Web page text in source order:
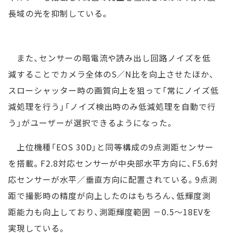
長域の光を抑制している。
また、センサーの暗電流や読み出し回路ノイズを低
減することでカメラ全体のS／N比を向上させたほか、
スローシャッター時の画質向上を狙って「常にノイズ低
減処理を行う」「ノイズ検出時のみ低減処理を自動で行
う」がユーザーが選択できるようになった。
上位機種「EOS 30D」と同等構成の9点測距センサー
を搭載。F2.8対応センサーが中央部水平方向に、F5.6対
応センサーが水平／垂直方向に配置されている。9点測
距で撮影時の精度が向上したのはもちろん、低輝度測
距能力も向上しており、測距輝度範囲 －0.5～18EVを
実現している。